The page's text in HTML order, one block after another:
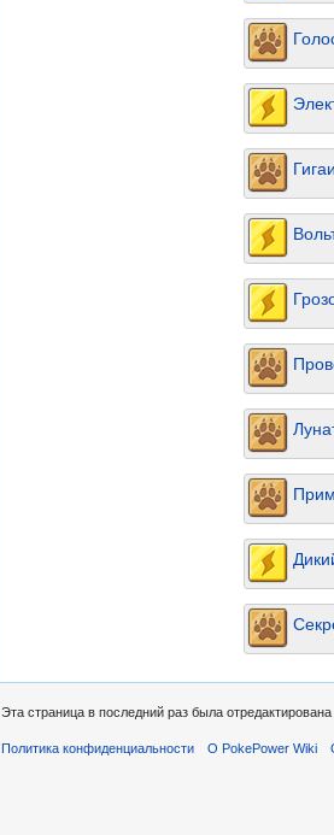
Эта страница в последний раз была
Политика конфиденциальности О PokePower Wiki